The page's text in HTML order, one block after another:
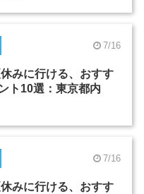
7/16
みに行ける、おすす
ト10選：東京都内
7/16
みに行ける、おすす